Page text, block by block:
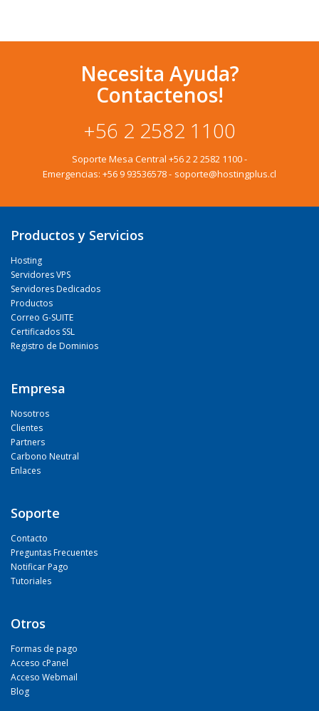
Necesita Ayuda?
Contactenos!
+56 2 2582 1100
Soporte Mesa Central +56 2 2 2582 1100-
Emergencias: +56 9 93536578- soporte@hostingplus.cl
Productos y Servicios
Hosting
Servidores VPS
Servidores Dedicados
Productos
Correo G-SUITE
Certificados SSL
Registro de Dominios
Empresa
Nosotros
Clientes
Partners
Carbono Neutral
Enlaces
Soporte
Contacto
Preguntas Frecuentes
Notificar Pago
Tutoriales
Otros
Formas de pago
Acceso cPanel
Acceso Webmail
Blog